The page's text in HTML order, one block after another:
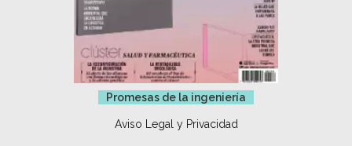
Promesas de la ingeniería
Aviso Legal y Privacidad